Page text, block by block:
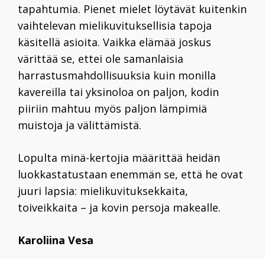
tapahtumia. Pienet mielet löytävät kuitenkin
vaihtelevan mielikuvituksellisia tapoja
käsitellä asioita. Vaikka elämää joskus
värittää se, ettei ole samanlaisia
harrastusmahdollisuuksia kuin monilla
kavereilla tai yksinoloa on paljon, kodin
piiriin mahtuu myös paljon lämpimiä
muistoja ja välittämistä.
Lopulta minä-kertojia määrittää heidän
luokkastatustaan enemmän se, että he ovat
juuri lapsia: mielikuvituksekkaita,
toiveikkaita – ja kovin persoja makealle.
Karoliina Vesa